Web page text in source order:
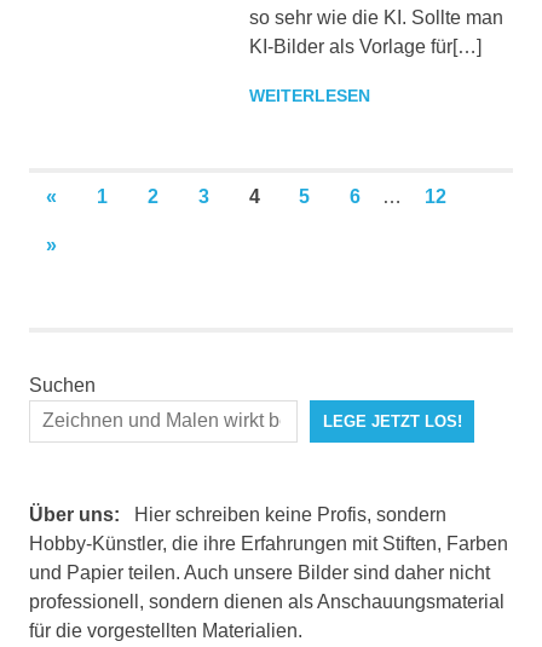
so sehr wie die KI. Sollte man
KI-Bilder als Vorlage für[…]
WEITERLESEN
Seitennummerierung
der
« VORHERIGE
1 2 3 4 5 6 … 12
NÄCHSTE
»
Suchen
LEGE JETZT LOS!
Über uns: Hier schreiben keine Profis, sondern
Hobby-Künstler, die ihre Erfahrungen mit Stiften, Farben
und Papier teilen. Auch unsere Bilder sind daher nicht
professionell, sondern dienen als Anschauungsmaterial
für die vorgestellten Materialien.